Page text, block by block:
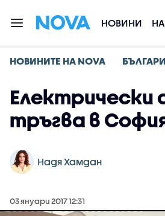
НОВИНИ
НОВИНИТЕ НА NOVA
Електрически
тръгва в
Надя Хамдан
03 януари 2017 12:31